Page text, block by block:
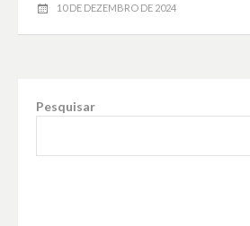
10 DE DEZEMBRO DE 2024
Pesquisar